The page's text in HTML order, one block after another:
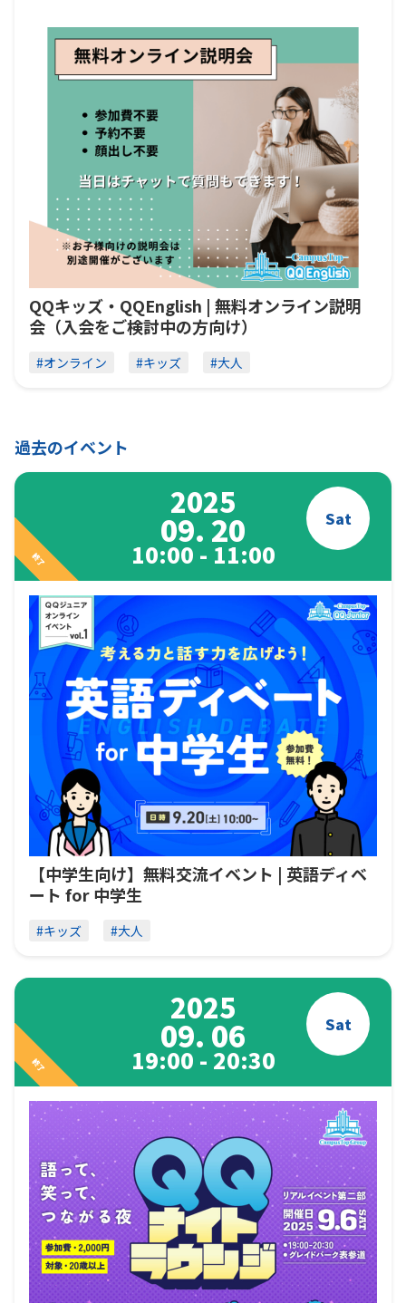
QQキッズ・QQEnglish | 無料オンライン説明
会（入会をご検討中の方向け）
#オンライン #キッズ #大人
過去のイベント
【中学生向け】無料交流イベント | 英語ディベ
ート for 中学生
終了
2025
09. 20 Sat
10:00 - 11:00
#キッズ #大人
終了
2025
09. 06 Sat
19:00 - 20:30